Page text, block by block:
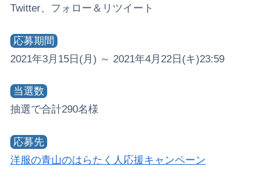
Twitter、フォロー＆リツイート
応募期間
2021年3月15日(月) ～ 2021年4月22日(キ)23:59
当選数
抽選で合計290名様
応募先
洋服の青山のはらたく人応援キャンペーン